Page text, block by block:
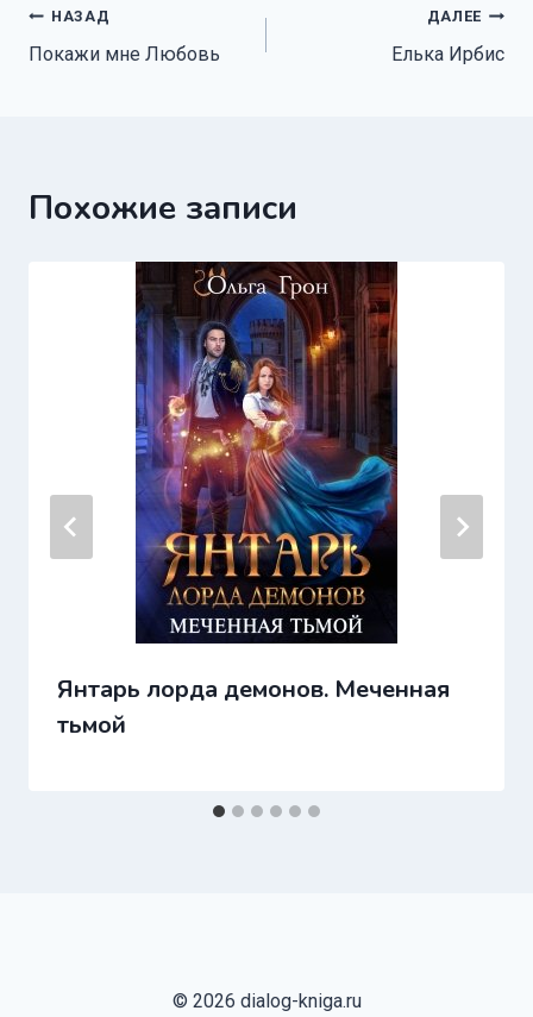
Навигация
по
НАЗАД
Покажи мне Любовь
ДАЛЕЕ
Елька Ирбис
Похожие записи
Янтарь лорда демонов. Меченная
тьмой
© 2026 dialog-kniga.ru